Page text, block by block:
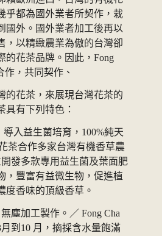
乎都為國外業者所契作，栽
國外。國外業者加工後再以
，以精緻農業為傲的台灣卻
的花茶品牌。因此，Fong
作，共同契作、
的花茶，來展現台灣花茶的
具有下列特色：
入益生菌培育，100%純天
茶合作多家台灣有機香草農
發多款專用益生菌及葉面肥
，豐富有益微生物，促進植
度香味的頂級香草。
塵加工製作。／ Fong Cha
到10 月，摘採含水量飽滿